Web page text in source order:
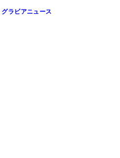
グラビアニュース